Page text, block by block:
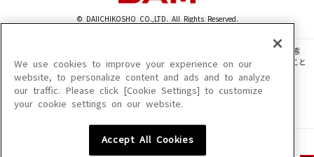
© DAIICHIKOSHO CO.,LTD. All Rights Reserved.
このサイトに掲載されている一切の文章・画像・写真・動画・音声等を、手段や形態
を問わず、著作権法の定める範囲を超えて無断で複製、転載、ファイル化などすること
を禁じます。
楽曲及びコンテンツは、機種によりご利用いただけない場合があります。
楽曲及びコンテンツの配信日、配信内容が変更になる場合があります。
We use cookies to improve your experience on our
website, to personalize content and ads and to analyze
our traffic. Please click [Cookie Settings] to customize
your cookie settings on our website.
Accept All Cookies